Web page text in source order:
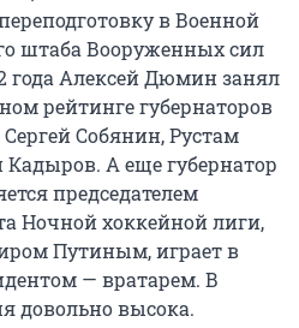
в Военной
штаба Вооруженных сил
года Алексей Дюмин занял
рейтинге губернаторов
Собянин, Рустам
А еще губернатор
председателем
Ночной хоккейной лиги,
Путиным, играет в
— вратарем. В
довольно высока.